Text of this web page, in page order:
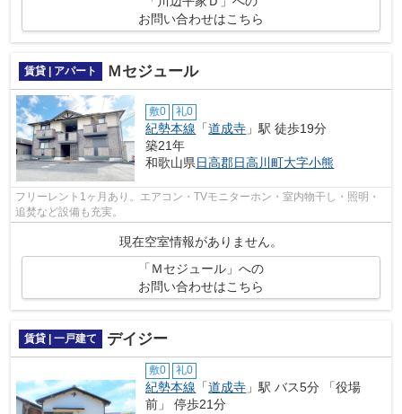
お問い合わせはこちら
賃貸 | アパート Ｍセジュール
敷0 礼0
紀勢本線 「道成寺 」駅 徒歩19分
築21年
和歌山県日高郡日高川町大字小熊
フリーレント1ヶ月あり。エアコン・TVモニターホン・室内物干し・照明・
追焚など設備も充実。
現在空室情報がありません。
「Ｍセジュール」への
お問い合わせはこちら
賃貸 | 一戸建て デイジー
敷0 礼0
紀勢本線 「道成寺 」駅 バス5分 「役場
前」 停歩21分